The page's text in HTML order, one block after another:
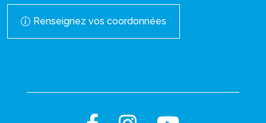
Renseignez vos coordonnées